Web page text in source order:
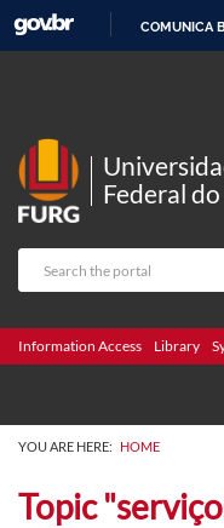
COMUNICA
Federal
Information Access Library
YOU ARE HERE: HOME
Topic